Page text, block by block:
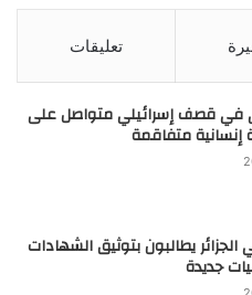
تعليقات
في قصف إسرائيلي متواصل على
متفاقمة
يطالبون بتوثيق الشهادات
جديدة